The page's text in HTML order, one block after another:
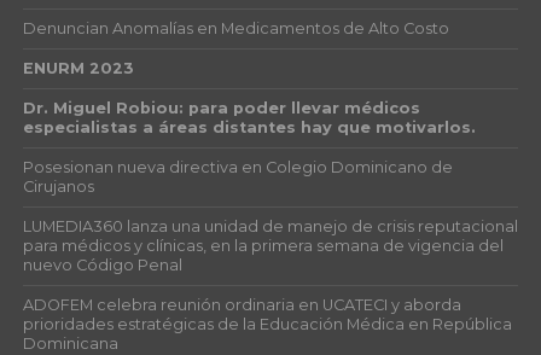
Denuncian Anomalías en Medicamentos de Alto Costo
ENURM 2023
Dr. Miguel Robiou: para poder llevar médicos
especialistas a áreas distantes hay que motivarlos.
Posesionan nueva directiva en Colegio Dominicano de
Cirujanos
LUMEDIA360 lanza una unidad de manejo de crisis reputacional
para médicos y clínicas, en la primera semana de vigencia del
nuevo Código Penal
ADOFEM celebra reunión ordinaria en UCATECI y aborda
prioridades estratégicas de la Educación Médica en República
Dominicana